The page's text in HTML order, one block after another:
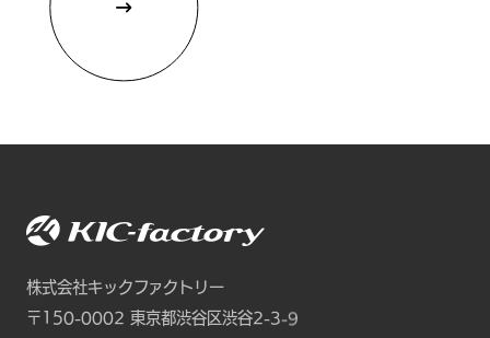
株式会社キックファクトリー
〒150-0002 東京都渋谷区渋谷2-3-9